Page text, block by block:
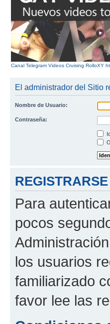
Canal Telegram Videos Cruising RolloXY
El administrador del Sitio
Nombre de Usuario:
Contraseña:
REGISTRARSE
Para
pocos
los usuarios
familiarizado
favor lee las